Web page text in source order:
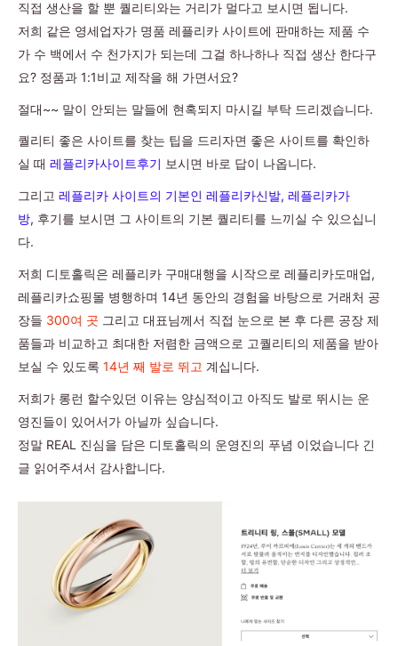
직접 생산을 할 뿐 퀄리티와는 거리가 멀다고 보시면 됩니다.
저희 같은 영세업자가 명품 레플리카 사이트에 판매하는 제품 수
가 수 백에서 수 천가지가 되는데 그걸 하나하나 직접 생산 한다구
요? 정품과 1:1비교 제작을 해 가면서요?
절대~~ 말이 안되는 말들에 현혹되지 마시길 부탁 드리겠습니다.
퀄리티 좋은 사이트를 찾는 팁을 드리자면 좋은 사이트를 확인하
실 때 레플리카사이트후기 보시면 바로 답이 나옵니다.
그리고 레플리카 사이트의 기본인 레플리카신발, 레플리카가
방, 후기를 보시면 그 사이트의 기본 퀄리티를 느끼실 수 있으십니
다.
저희 디토홀릭은 레플리카 구매대행을 시작으로 레플리카도매업,
레플리카쇼핑몰 병행하며 14년 동안의 경험을 바탕으로 거래처 공
장들 300여 곳 그리고 대표님께서 직접 눈으로 본 후 다른 공장 제
품들과 비교하고 최대한 저렴한 금액으로 고퀄리티의 제품을 받아
보실 수 있도록 14년 째 발로 뛰고 계십니다.
저희가 롱런 할수있던 이유는 양심적이고 아직도 발로 뛰시는 운
영진들이 있어서가 아닐까 싶습니다.
정말 REAL 진심을 담은 디토홀릭의 운영진의 푸념 이었습니다 긴
글 읽어주셔서 감사합니다.